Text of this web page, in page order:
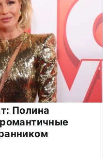
Полина